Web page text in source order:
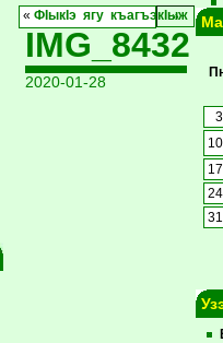
«ФIыкIэ ягу къагъэкIыж
IMG_8432
2020-01-28
3
10
17
24
31